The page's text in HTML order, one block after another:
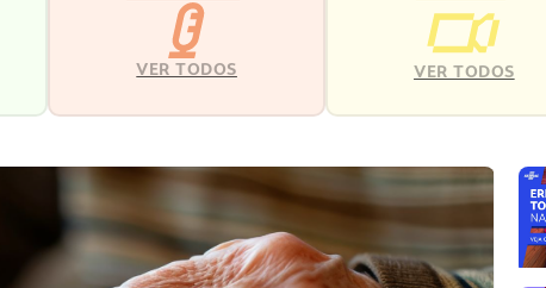
VER TODOS VER TODOS